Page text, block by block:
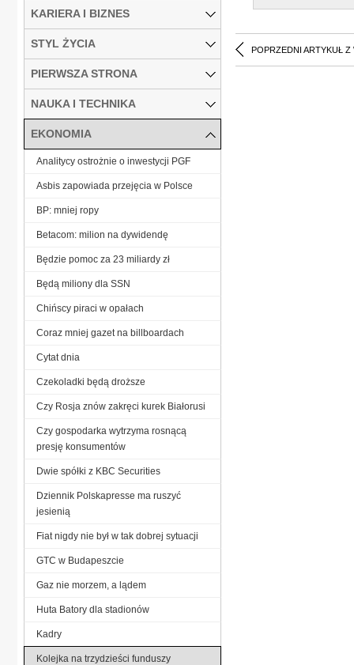
POPRZEDNI ARTYKUŁ Z
KARIERA I BIZNES
STYL ŻYCIA
PIERWSZA STRONA
NAUKA I TECHNIKA
EKONOMIA
Analitycy ostrożnie o inwestycji PGF
Asbis zapowiada przejęcia w Polsce
BP: mniej ropy
Betacom: milion na dywidendę
Będzie pomoc za 23 miliardy zł
Będą miliony dla SSN
Chińscy piraci w opałach
Coraz mniej gazet na billboardach
Cytat dnia
Czekoladki będą droższe
Czy Rosja znów zakręci kurek Białorusi
Czy gospodarka wytrzyma rosnącą
presję konsumentów
Dwie spółki z KBC Securities
Dziennik Polskapresse ma ruszyć
jesienią
Fiat nigdy nie był w tak dobrej sytuacji
GTC w Budapeszcie
Gaz nie morzem, a lądem
Huta Batory dla stadionów
Kadry
Kolejka na trzydzieści funduszy